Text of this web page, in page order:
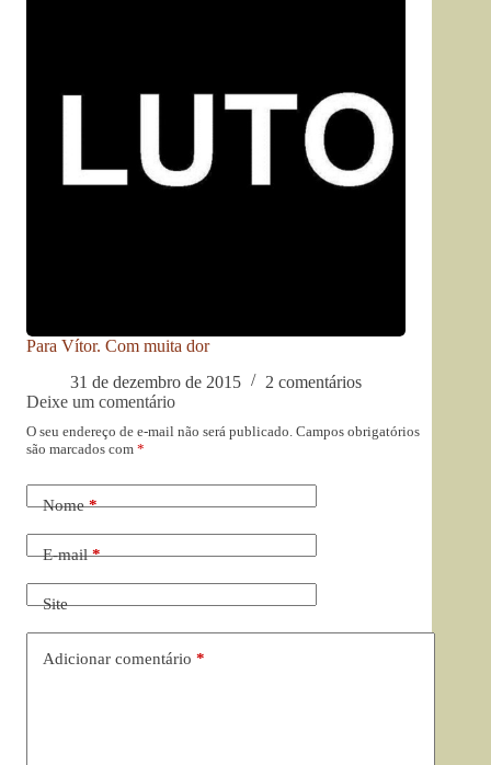
Para Vítor. Com muita dor
31 de dezembro de 2015
2 comentários
Deixe um comentário
O seu endereço de e-mail não será publicado. Campos obrigatórios
são marcados com *
Nome*
E-mail*
Site
Adicionar comentário *